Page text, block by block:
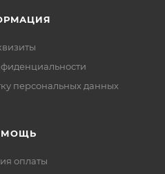
персональных данных
оплаты